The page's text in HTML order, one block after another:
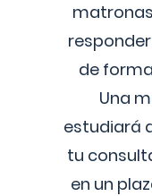
de
Una
estudiará
tu
en un